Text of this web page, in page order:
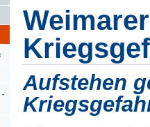
-
Aufstehen